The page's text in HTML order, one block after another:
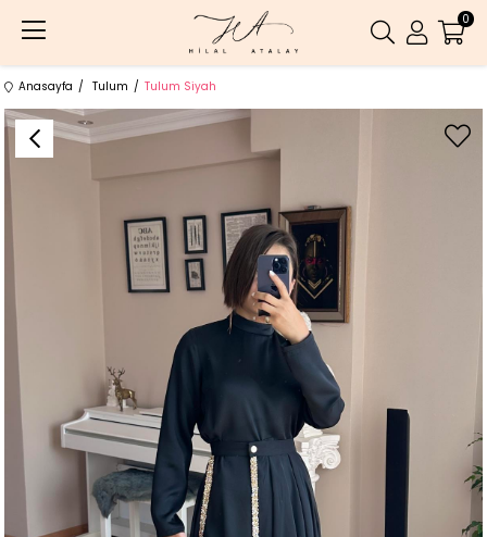
0
Anasayfa Tulum Tulum Siyah